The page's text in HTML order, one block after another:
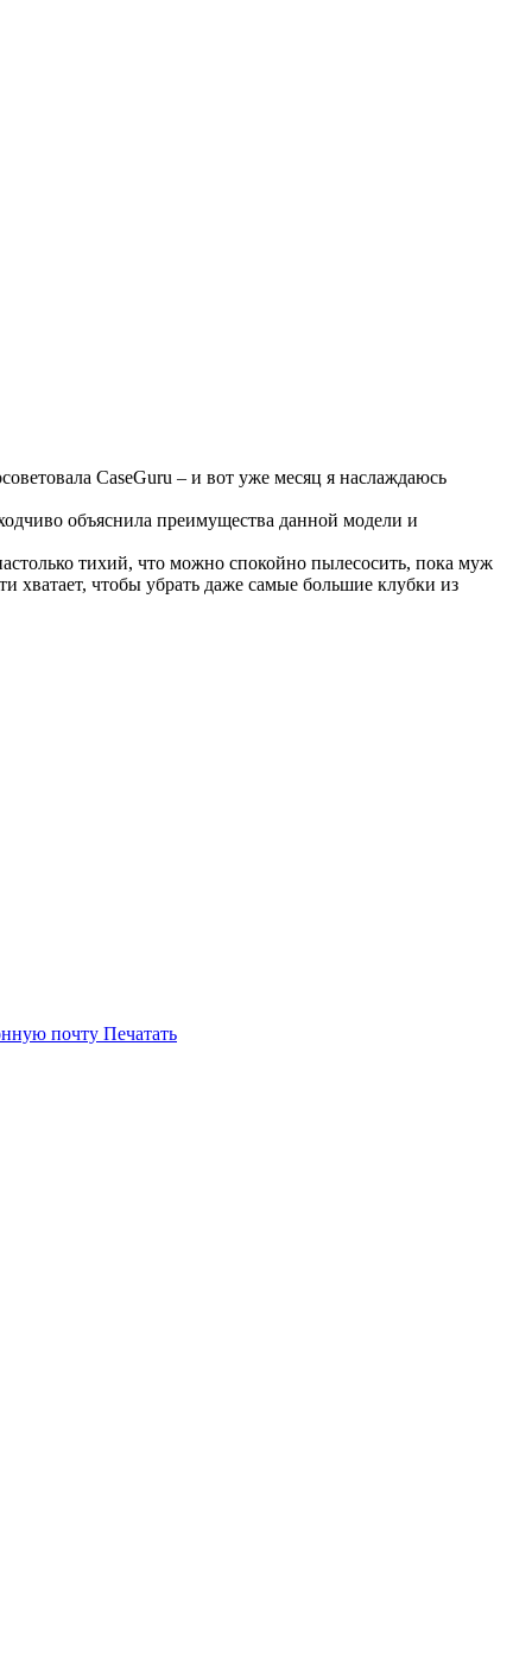
CaseGuru – и вот уже месяц я наслаждаюсь
объяснила преимущества данной модели и
тихий, что можно спокойно пылесосить, пока муж
хватает, чтобы убрать даже самые большие клубки из
почту Печатать